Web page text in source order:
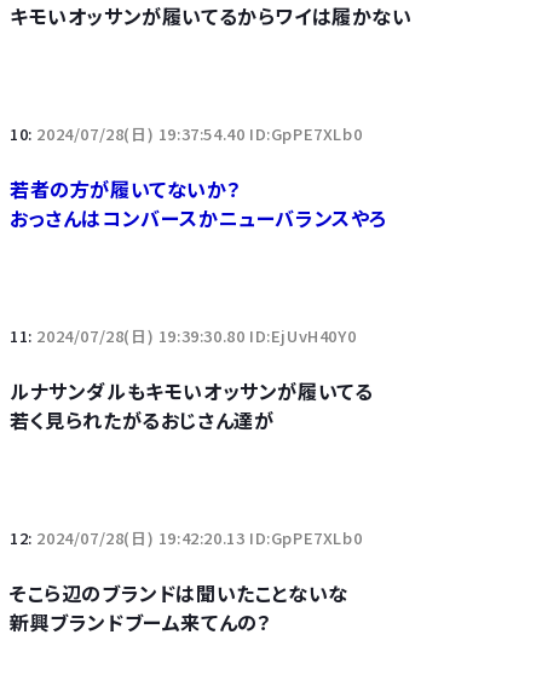
キモいオッサンが履いてるからワイは履かない
10: 2024/07/28(日) 19:37:54.40 ID:GpPE7XLb0
若者の方が履いてないか？
おっさんはコンバースかニューバランスやろ
11: 2024/07/28(日) 19:39:30.80 ID:EjUvH40Y0
ルナサンダルもキモいオッサンが履いてる
若く見られたがるおじさん達が
12: 2024/07/28(日) 19:42:20.13 ID:GpPE7XLb0
そこら辺のブランドは聞いたことないな
新興ブランドブーム来てんの？